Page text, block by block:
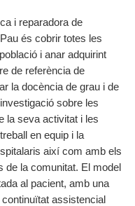
i reparadora de
és cobrir totes les
i anar adquirint
de referència de
la docència de grau i de
sobre les
la seva activitat i les
en equip i la
així com amb els
de la comunitat. El model
al pacient, amb una
assistencial